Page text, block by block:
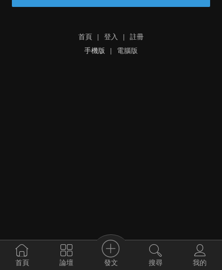
首頁 | 登入 |
註冊
手機版
| 電腦版
首頁 論壇 發文 搜尋 我的